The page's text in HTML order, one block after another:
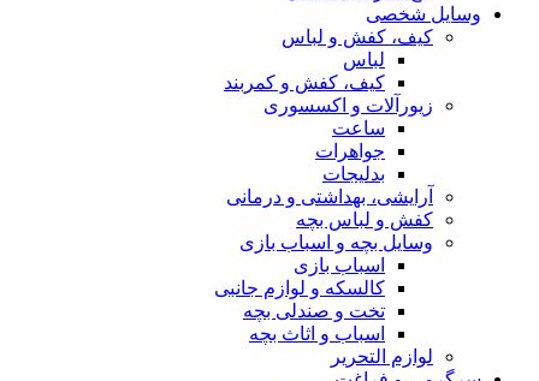
وسایل شخصی
کیف، کفش و لباس
لباس
کیف، کفش و کمربند
زیورآلات و اکسسوری
ساعت
جواهرات
بدلیجات
آرایشی، بهداشتی و درمانی
کفش و لباس بچه
وسایل بچه و اسباب بازی
اسباب بازی
کالسکه و لوازم جانبی
تخت و صندلی بچه
اسباب و اثاث بچه
لوازم التحریر